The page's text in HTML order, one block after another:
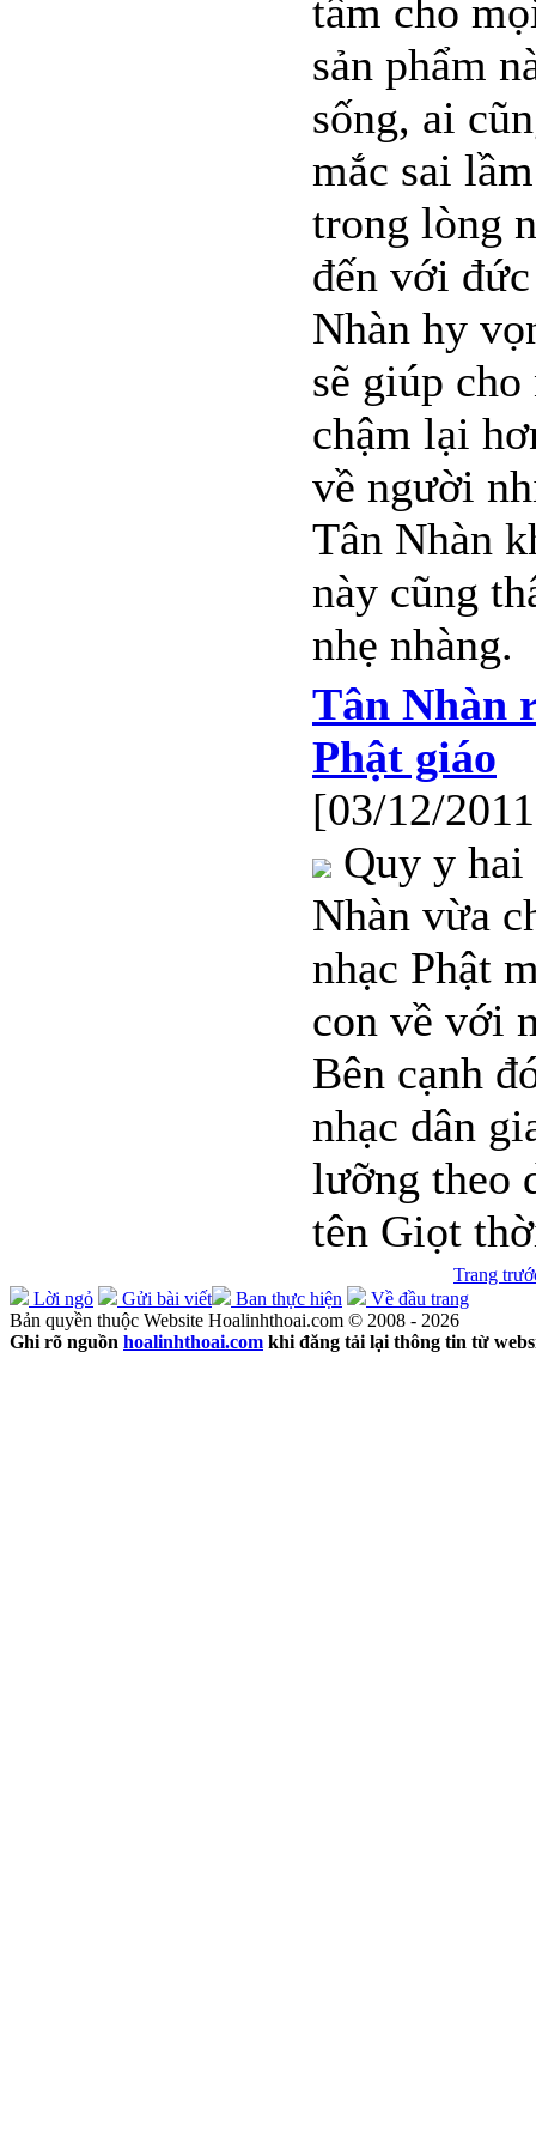
tâm cho
sản phẩm
sống, ai
mắc sai
trong lòng
đến với
Nhàn hy
sẽ giúp
chậm lại
về người
Tân Nhàn
này cũng
nhẹ nhàng.
Tân Nhàn
Phật giáo
[03/12/
Quy y hai
Nhàn vừa
nhạc Phật
con về với
Bên cạnh
nhạc dân
lưỡng theo
tên Giọt
Trang
Lời ngỏ
Gửi bài viết Ban thực hiện
Về đầu trang
Bản quyền thuộc Website Hoalinhthoai.com © 2008 - 2026
Ghi rõ nguồn hoalinhthoai.com khi đăng tải lại thông tin từ